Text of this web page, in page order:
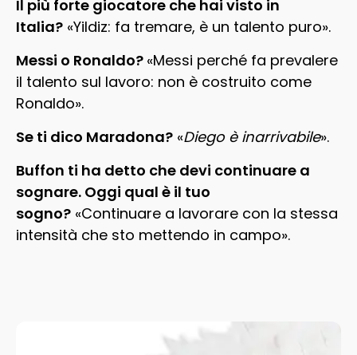
Il più forte giocatore che hai visto in
Italia? «Yildiz: fa tremare, è un talento puro».
Messi o Ronaldo? «Messi perché fa prevalere
il talento sul lavoro: non è costruito come
Ronaldo».
Se ti dico Maradona? «Diego è inarrivabile».
Buffon ti ha detto che devi continuare a
sognare. Oggi qual è il tuo
sogno? «Continuare a lavorare con la stessa
intensità che sto mettendo in campo».